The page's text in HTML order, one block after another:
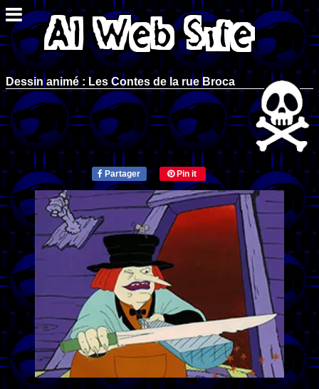
Dessin animé : Les Contes de la rue Broca
Partager Pin it